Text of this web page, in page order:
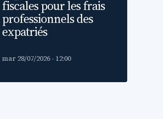
fiscales pour les frais
professionnels des
expatriés
mar 28/07/2026 - 12:00